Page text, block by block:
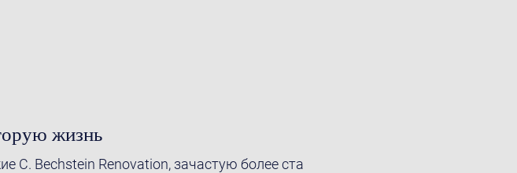
жизнь
C. Bechstein Renovation, зачастую более ста